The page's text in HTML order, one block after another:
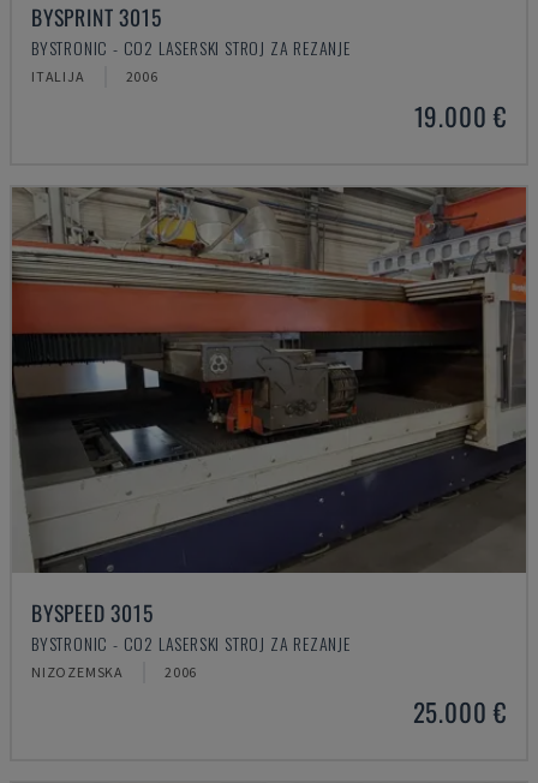
BYSPRINT 3015
BYSTRONIC - CO2 LASERSKI STROJ ZA REZANJE
ITALIJA 2006
19.000 €
BYSPEED 3015
BYSTRONIC - CO2 LASERSKI STROJ ZA REZANJE
NIZOZEMSKA 2006
25.000 €